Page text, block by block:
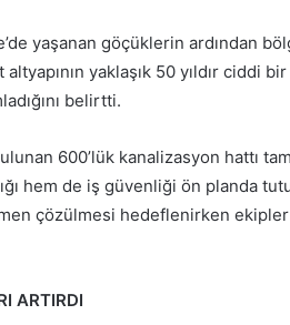
yaşanan göçüklerin ardından
yaklaşık 50 yıldır ciddi
belirtti.
600’lük kanalizasyon hattı
hem de iş güvenliği ön planda
çözülmesi hedeflenirken
ARTIRDI